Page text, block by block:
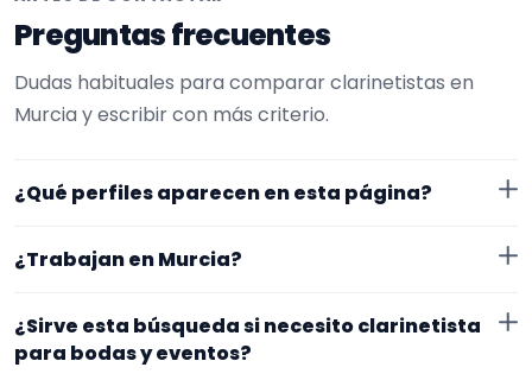
Preguntas frecuentes
Dudas habituales para comparar clarinetistas en
Murcia y escribir con más criterio.
¿Qué perfiles aparecen en esta página?
EncuentraMúsico. La selección está filtrada por
Además, la página se centra en perfiles que trabajan
¿Trabajan en Murcia?
en Murcia. Aun así, conviene confirmar lugar exacto,
¿Sirve esta búsqueda si necesito clarinetista
para bodas y eventos?